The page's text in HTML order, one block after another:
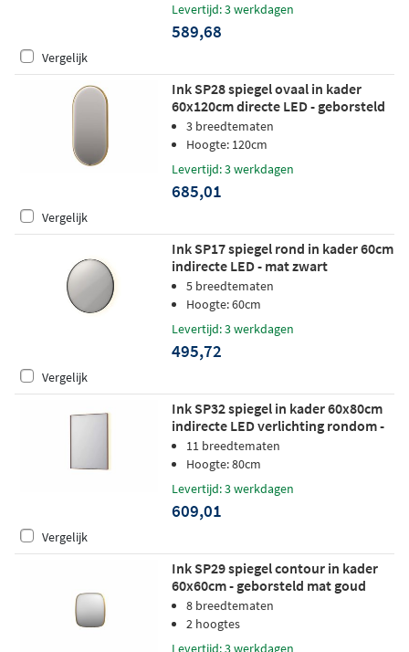
Levertijd: 3 werkdagen
589,68
Vergelijk
Ink SP28 spiegel ovaal in kader
60x120cm directe LED - geborsteld
mat goud
3 breedtematen
Hoogte: 120cm
Levertijd: 3 werkdagen
685,01
Vergelijk
Ink SP17 spiegel rond in kader 60cm
indirecte LED - mat zwart
5 breedtematen
Hoogte: 60cm
Levertijd: 3 werkdagen
495,72
Vergelijk
Ink SP32 spiegel in kader 60x80cm
indirecte LED verlichting rondom -
geborsteld koper
11 breedtematen
Hoogte: 80cm
Levertijd: 3 werkdagen
609,01
Vergelijk
Ink SP29 spiegel contour in kader
60x60cm - geborsteld mat goud
8 breedtematen
2 hoogtes